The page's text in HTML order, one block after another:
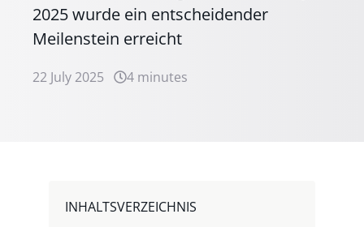
2025 wurde ein entscheidender
Meilenstein erreicht
22 July 2025 4 minutes
INHALTSVERZEICHNIS